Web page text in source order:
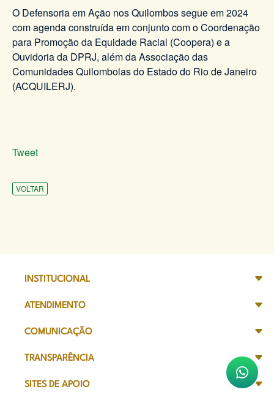
O Defensoria em Ação nos Quilombos segue em 2024
com agenda construída em conjunto com o Coordenação
para Promoção da Equidade Racial (Coopera) e a
Ouvidoria da DPRJ, além da Associação das
Comunidades Quilombolas do Estado do Rio de Janeiro
(ACQUILERJ).
Tweet
VOLTAR
INSTITUCIONAL
ATENDIMENTO
COMUNICAÇÃO
TRANSPARÊNCIA
SITES DE APOIO